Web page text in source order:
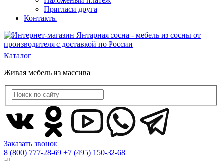
Пригласи друга
Контакты
Каталог
Живая мебель из массива
Заказать звонок
8 (800) 777-28-69 +7 (495) 150-32-68